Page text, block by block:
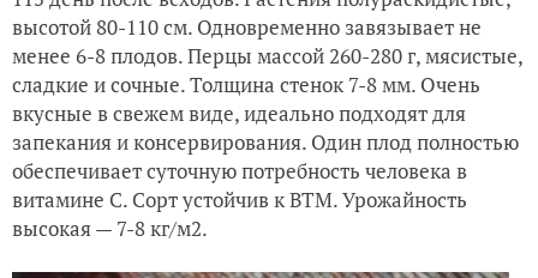
высотой 80-110 см. Одновременно завязывает не
менее 6-8 плодов. Перцы массой 260-280 г, мясистые,
сладкие и сочные. Толщина стенок 7-8 мм. Очень
вкусные в свежем виде, идеально подходят для
запекания и консервирования. Один плод полностью
обеспечивает суточную потребность человека в
витамине С. Сорт устойчив к ВТМ. Урожайность
высокая — 7-8 кг/м2.